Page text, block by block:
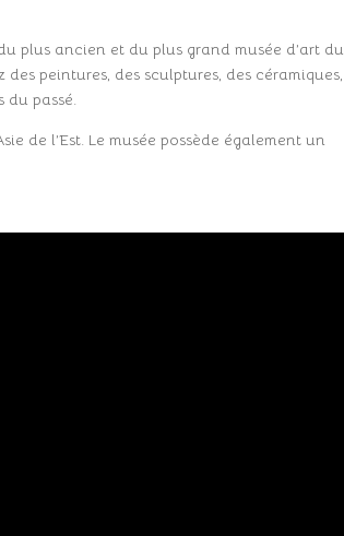
plus ancien et du plus grand musée d’art du
peintures, des sculptures, des céramiques,
passé.
de l’Est. Le musée possède également un